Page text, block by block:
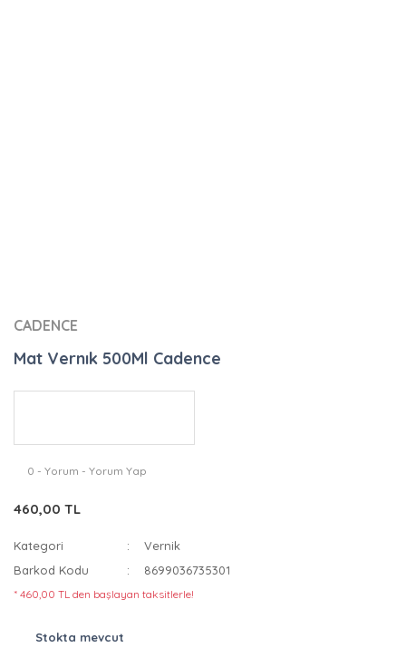
CADENCE
Mat Vernık 500Ml Cadence
0 - Yorum - Yorum Yap
460,00 TL
Kategori
Vernik
Barkod Kodu
8699036735301
* 460,00 TL den başlayan taksitlerle!
Stokta mevcut